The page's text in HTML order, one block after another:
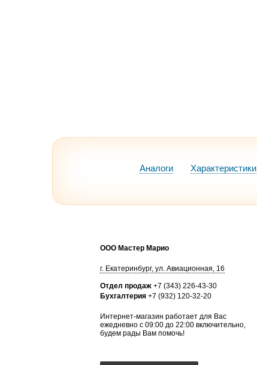
Аналоги Характеристики
ООО Мастер Марио
г. Екатеринбург, ул. Авиационная, 16
Отдел продаж +7 (343) 226-43-30
Бухгалтерия +7 (932) 120-32-20
Интернет-магазин работает для Вас
ежедневно с 09:00 до 22:00 включительно,
будем рады Вам помочь!